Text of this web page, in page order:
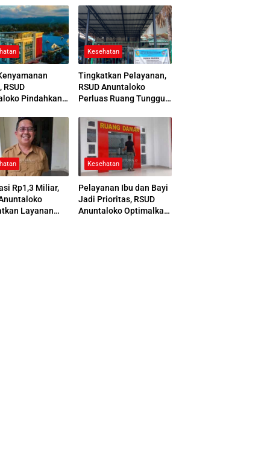
RSUD
Pindahkan
Kesehatan
Tingkatkan Pelayanan,
RSUD Anuntaloko
Perluas Ruang Tunggu
Parkir
Rp1,3 Miliar,
Layanan
Kesehatan
Pelayanan Ibu dan Bayi
Jadi Prioritas, RSUD
Anuntaloko Optimalkan